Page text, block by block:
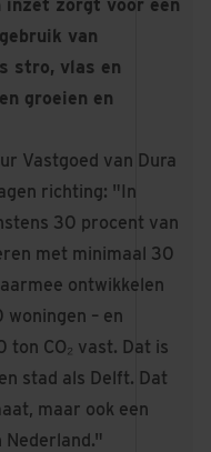
inzet zorgt voor een
van
stro, vlas en
groeien en
Vastgoed van Dura
richting: "In
30 procent van
met minimaal 30
ontwikkelen
– en
CO₂ vast. Dat is
stad als Delft. Dat
maar ook een
Nederland."